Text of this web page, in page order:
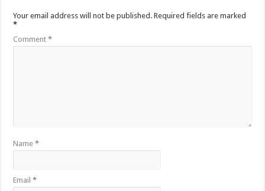
Your email address will not be published. Required fields are marked
*
Comment*
Name*
Email*